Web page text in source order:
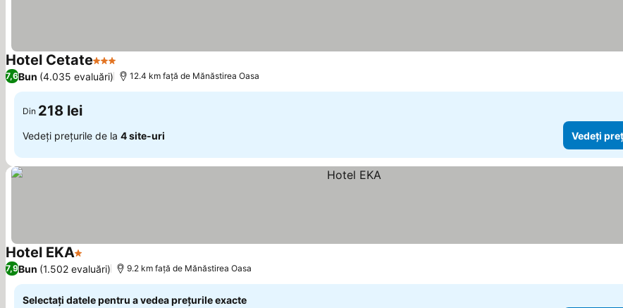
Hotel Cetate3 Stele
7,6Bun (4.035 evaluări) 12.4 km faţă de Mănăstirea Oasa
Din 218 lei
Vedeți prețurile de la 4 site-uri Vedeți
Hotel EKA1 Stele
7,9Bun (1.502 evaluări) 9.2 km faţă de Mănăstirea Oasa
Selectați datele pentru a vedea prețurile exacte